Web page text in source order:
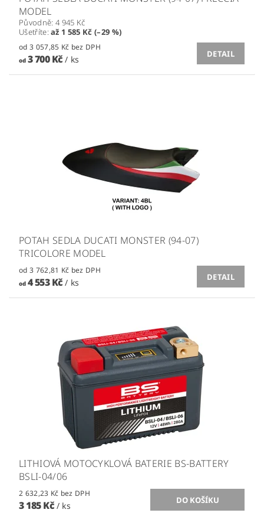
MODEL
Původně: 4 945 Kč
Ušetříte:až 1 585 Kč (–29 %)
od 3 057,85 Kč bez DPH
od3 700 Kč/ ks
DETAIL
POTAH SEDLA DUCATI MONSTER (94-07)
TRICOLORE MODEL
od 3 762,81 Kč bez DPH
od4 553 Kč/ ks
DETAIL
LITHIOVÁ MOTOCYKLOVÁ BATERIE BS-BATTERY
BSLI-04/06
2 632,23 Kč bez DPH
3 185 Kč / ks